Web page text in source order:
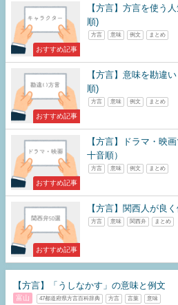
おすすめ記事
【方言】方言を使う
順)
方言 意味 例文 まとめ
おすすめ記事
【方言】意味を勘違
順)
方言 意味 例文 まとめ
おすすめ記事
【方言】ドラマ・映
十音順）
方言 意味 例文 まとめ
おすすめ記事
【方言】関西人が良
方言 意味 関西弁 まとめ
【方言】「うしなかす」の意味と例文
富山 47都道府県方言百科辞典 方言 言葉 意味